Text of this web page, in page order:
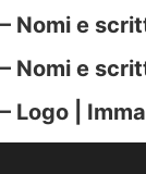
– Nomi e
– Nomi e
– Logo |